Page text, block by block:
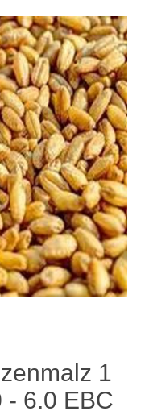
1
- 6.0 EBC